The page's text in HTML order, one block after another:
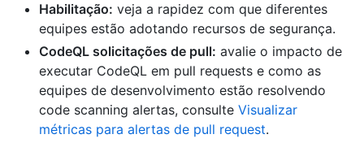
Habilitação: veja a rapidez com que diferentes
equipes estão adotando recursos de segurança.
CodeQL solicitações de pull: avalie o impacto de
executar CodeQL em pull requests e como as
equipes de desenvolvimento estão resolvendo
code scanning alertas, consulte Visualizar
métricas para alertas de pull request.